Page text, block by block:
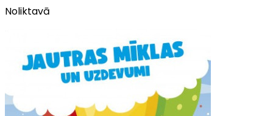
Noliktavā